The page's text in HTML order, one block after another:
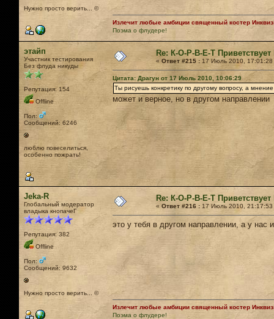
Нужно просто верить... ©
Излечит любые амбиции священный костер
Поэма о флудере!
этайп
Участник тестирования
Без флуда никуды
Репутация: 154
Offline
Пол:
Сообщений: 6246
люблю повеселиться,
особенно пожрать!
Re: К-О-Р-В-Е-Т Приветствует
«Ответ #215 : 17 Июль 2010, 17:01:28
Цитата: Драгун от 17 Июль 2010, 10:06:29
Ты рисуешь конкретику по другому вопросу, а
может и верное, но в другом направлении
Jeka-R
Глобальный модератор
владыка кнопачеГ
Репутация: 382
Offline
Пол:
Сообщений: 9632
Нужно просто верить... ©
Re: К-О-Р-В-Е-Т Приветствует
«Ответ #216 : 17 Июль 2010, 21:17:53
это у тебя в другом направлении, а у нас
Излечит любые амбиции священный костер
Поэма о флудере!